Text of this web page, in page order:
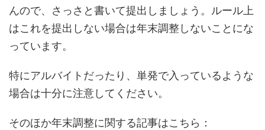
んので、さっさと書いて提出しましょう。ルール上
はこれを提出しない場合は年末調整しないことにな
っています。
特にアルバイトだったり、単発で入っているような
場合は十分に注意してください。
そのほか年末調整に関する記事はこちら：